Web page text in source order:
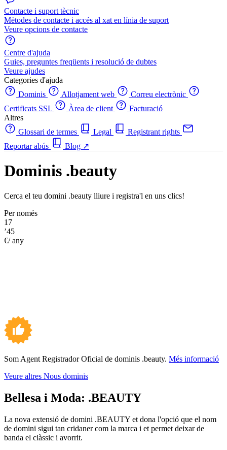
Contacte i suport tècnic
Mètodes de contacte i accés al xat en línia de suport
Veure opcions de contacte
Centre d'ajuda
Guies, preguntes freqüents i resolució de dubtes
Veure ajudes
Categories d'ajuda
Dominis
Allotjament web
Correu electrònic
Certificats SSL
Àrea de client
Facturació
Altres
Glossari de termes
Legal
Registrant rights
Reportar abús
Blog ↗
Dominis .beauty
Cerca el teu domini .beauty lliure i registra'l en uns clics!
Per només
17
’45
€/ any
Som Agent Registrador Oficial de dominis .beauty. Més informació
Veure altres Nous dominis
Bellesa i Moda: .BEAUTY
La nova extensió de domini .BEAUTY et dona l'opció que el nom
de domini sigui tan cridaner com la marca i et permet deixar de
banda el clàssic i avorrit.